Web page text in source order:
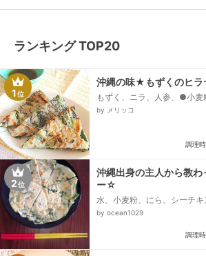
ランキング TOP20
1位
沖縄の味★もずくのヒラ
もずく、ニラ、人参、●小
油、ポン酢または醤油
by メリッコ
調理
2位
沖縄出身の主人から教
ー☆
水、小麦粉、にら、シーチ
by ocean1029
調理